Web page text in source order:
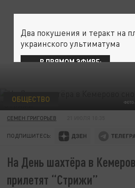
ОБЩЕСТВО
СЕМЕН ГРИГОРЬЕВ
ПОДПИШИТЕСЬ:
На День шахтёра в
прилетят “Стрижи”
Два покушения и теракт на
украинского ультиматума
В ПРЯМОМ ЭФИРЕ: